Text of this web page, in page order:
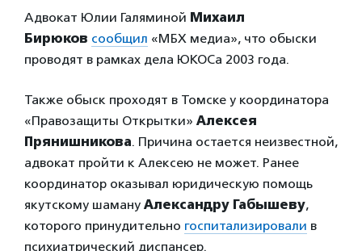
Адвокат Юлии Галяминой Михаил
Бирюков сообщил «МБХ медиа», что обыски
проводят в рамках дела ЮКОСа 2003 года.
Также обыск проходят в Томске у координатора
«Правозащиты Открытки» Алексея
Прянишникова. Причина остается неизвестной,
адвокат пройти к Алексею не может. Ранее
координатор оказывал юридическую помощь
якутскому шаману Александру Габышеву,
которого принудительно госпитализировали в
психиатрический диспансер.